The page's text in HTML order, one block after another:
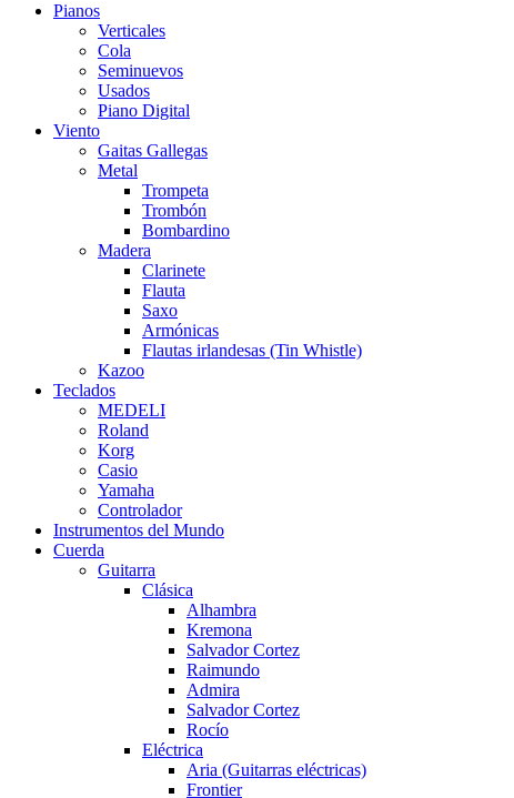
Pianos
Verticales
Cola
Seminuevos
Usados
Piano Digital
Viento
Gaitas Gallegas
Metal
Trompeta
Trombón
Bombardino
Madera
Clarinete
Flauta
Saxo
Armónicas
Flautas irlandesas (Tin Whistle)
Kazoo
Teclados
MEDELI
Roland
Korg
Casio
Yamaha
Controlador
Instrumentos del Mundo
Cuerda
Guitarra
Clásica
Alhambra
Kremona
Salvador Cortez
Raimundo
Admira
Salvador Cortez
Rocío
Eléctrica
Aria (Guitarras eléctricas)
Frontier